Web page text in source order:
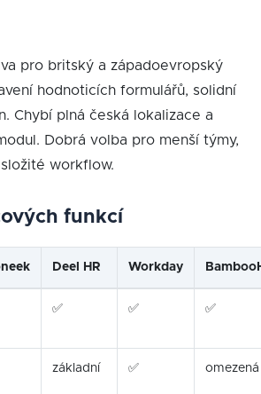
pro britský a západoevropský
hodnoticích formulářů, solidní
Chybí plná česká lokalizace a
Dobrá volba pro menší týmy,
workflow.
funkcí
Deel HR Workday
✅ ✅ ✅
základní ✅ omezená